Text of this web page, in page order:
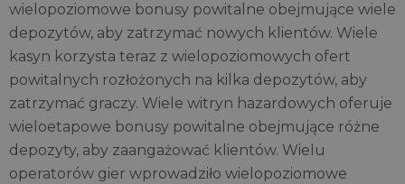
wielopoziomowe bonusy powitalne obejmujące wiele
depozytów, aby zatrzymać nowych klientów. Wiele
kasyn korzysta teraz z wielopoziomowych ofert
powitalnych rozłożonych na kilka depozytów, aby
zatrzymać graczy. Wiele witryn hazardowych oferuje
wieloetapowe bonusy powitalne obejmujące różne
depozyty, aby zaangażować klientów. Wielu
operatorów gier wprowadziło wielopoziomowe